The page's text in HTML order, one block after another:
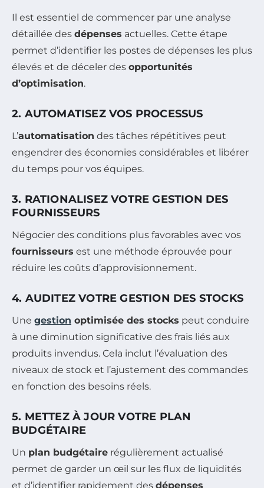
Il est essentiel de commencer par une analyse
détaillée des dépenses actuelles. Cette étape
permet d’identifier les postes de dépenses les plus
élevés et de déceler des opportunités
d’optimisation.
2. AUTOMATISEZ VOS PROCESSUS
L’automatisation des tâches répétitives peut
engendrer des économies considérables et libérer
du temps pour vos équipes.
3. RATIONALISEZ VOTRE GESTION DES
FOURNISSEURS
Négocier des conditions plus favorables avec vos
fournisseurs est une méthode éprouvée pour
réduire les coûts d’approvisionnement.
4. AUDITEZ VOTRE GESTION DES STOCKS
Une gestion optimisée des stocks peut conduire
à une diminution significative des frais liés aux
produits invendus. Cela inclut l’évaluation des
niveaux de stock et l’ajustement des commandes
en fonction des besoins réels.
5. METTEZ À JOUR VOTRE PLAN
BUDGÉTAIRE
Un plan budgétaire régulièrement actualisé
permet de garder un œil sur les flux de liquidités
et d’identifier rapidement des dépenses